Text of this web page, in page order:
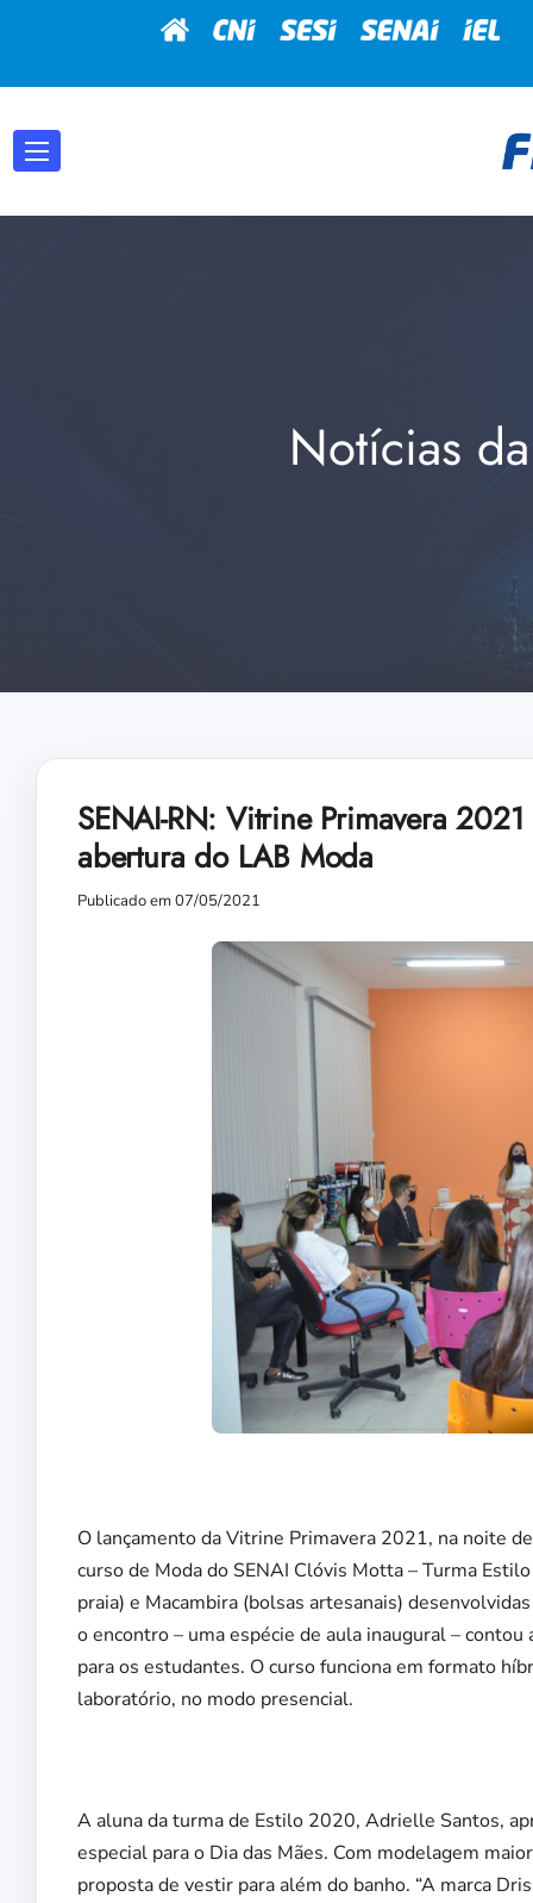
Notícias
SENAI-RN: Vitrine Primavera
abertura do LAB Moda
Publicado em 07/05/2021
O lançamento da Vitrine Primavera 2021, na noite
curso de Moda do SENAI Clóvis Motta – Turma
praia) e Macambira (bolsas artesanais)
o encontro – uma espécie de aula inaugural –
para os estudantes. O curso funciona em formato
laboratório, no modo presencial.
A aluna da turma de Estilo 2020, Adrielle Santos,
especial para o Dia das Mães. Com modelagem
proposta de vestir para além do banho. “A marca